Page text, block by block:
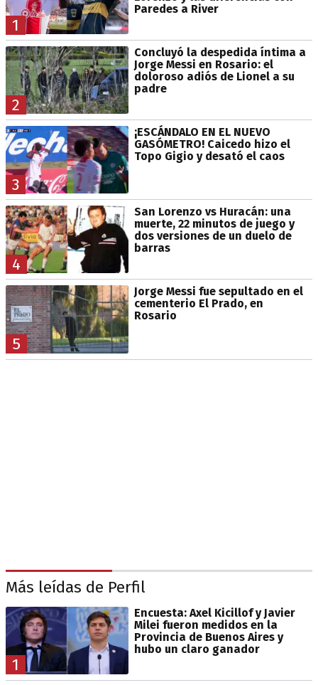
1
Paredes a River
2
Concluyó la despedida íntima a
Jorge Messi en Rosario: el
doloroso adiós de Lionel a su
padre
3
¡ESCÁNDALO EN EL NUEVO
GASÓMETRO! Caicedo hizo el
Topo Gigio y desató el caos
4
San Lorenzo vs Huracán: una
muerte, 22 minutos de juego y
dos versiones de un duelo de
barras
5
Jorge Messi fue sepultado en el
cementerio El Prado, en
Rosario
Más leídas de Perfil
1
Encuesta: Axel Kicillof y Javier
Milei fueron medidos en la
Provincia de Buenos Aires y
hubo un claro ganador